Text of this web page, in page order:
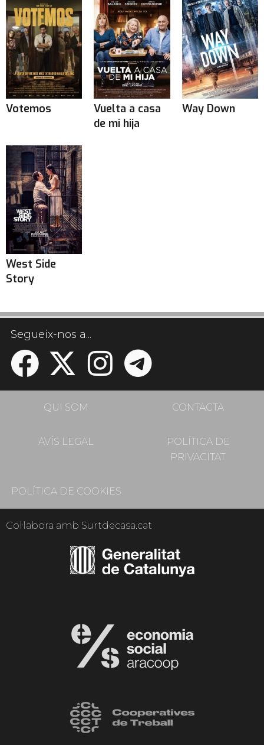
Votemos
Vuelta a casa
de mi hija
Way Down
West Side
Story
Segueix-nos a...
QUI SOM CONTACTA
AVÍS LEGAL
POLÍTICA DE
PRIVACITAT
POLÍTICA DE COOKIES
Col·labora amb Surtdecasa.cat